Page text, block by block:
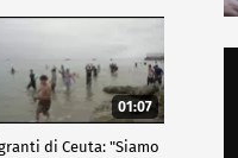
01:07
di Ceuta: "Siamo